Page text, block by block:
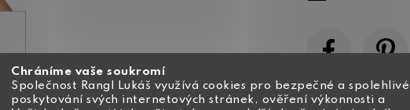
Chráníme vaše soukromí
Společnost Rangl Lukáš využívá cookies pro bezpečné a spolehlivé
poskytování svých internetových stránek, ověření výkonnosti a